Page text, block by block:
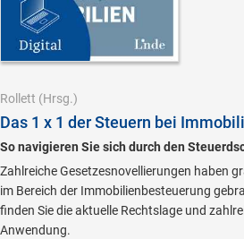
Rollett (Hrsg.)
Das 1 x 1 der Steuern bei
So navigieren Sie sich durch den
Zahlreiche Gesetzesnovellierungen haben
im Bereich der Immobilienbesteuerung
finden Sie die aktuelle Rechtslage und
Anwendung.